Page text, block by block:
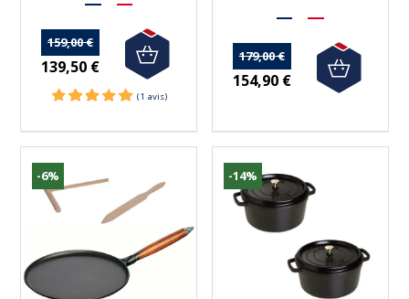
159,00 €
139,50 €
179,00 €
154,90 €
-6% -14%